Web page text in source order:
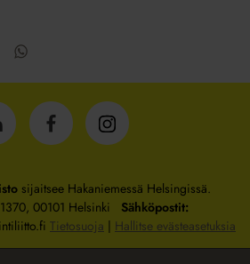
IsännöintiliittoIsännöintiliitto
sijaitsee Hakaniemessä Helsingissä.
00101 Helsinki Sähköpostit:
Tietosuoja | Hallitse evästeasetuksia